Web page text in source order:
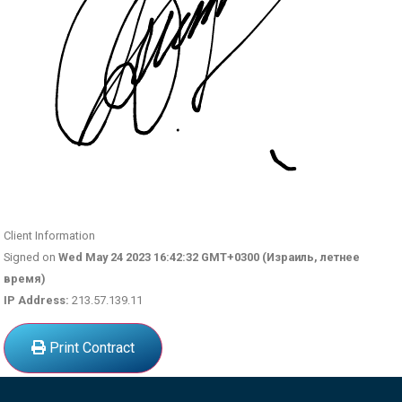
Client Information
Signed onWed May 24 2023 16:42:32 GMT+0300 (Израиль, летнее
время)
IP Address: 213.57.139.11
Print Contract